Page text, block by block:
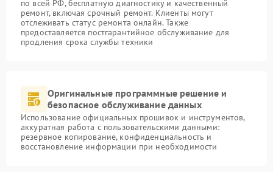
по всей РФ, бесплатную диагностику и качественный
ремонт, включая срочный ремонт. Клиенты могут
отслеживать статус ремонта онлайн. Также
предоставляется постгарантийное обслуживание для
продления срока службы техники
Оригинальные программные решение и
безопасное обслуживание данных
Использование официальных прошивок и инструментов,
аккуратная работа с пользовательскими данными:
резервное копирование, конфиденциальность и
восстановление информации при необходимости